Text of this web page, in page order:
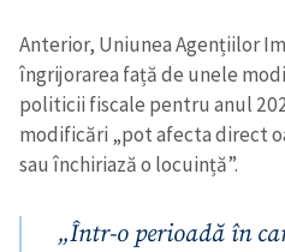
Anterior, Uniunea Agențiilor
îngrijorarea față de unele
politicii fiscale pentru anul
modificări „pot afecta direct
sau închiriază o locuință”.
„Într-o perioadă în